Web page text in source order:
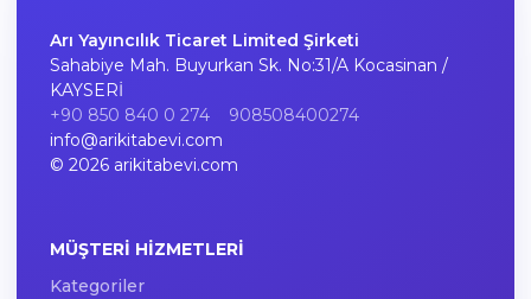
Arı Yayıncılık Ticaret Limited Şirketi
Sahabiye Mah. Buyurkan Sk. No:31/A Kocasinan /
KAYSERİ
+90 850 840 0 274
908508400274
info@arikitabevi.com
© 2026 arikitabevi.com
MÜŞTERI HIZMETLERI
Kategoriler